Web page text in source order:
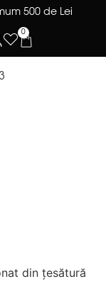
500 de Lei
0
din țesătură